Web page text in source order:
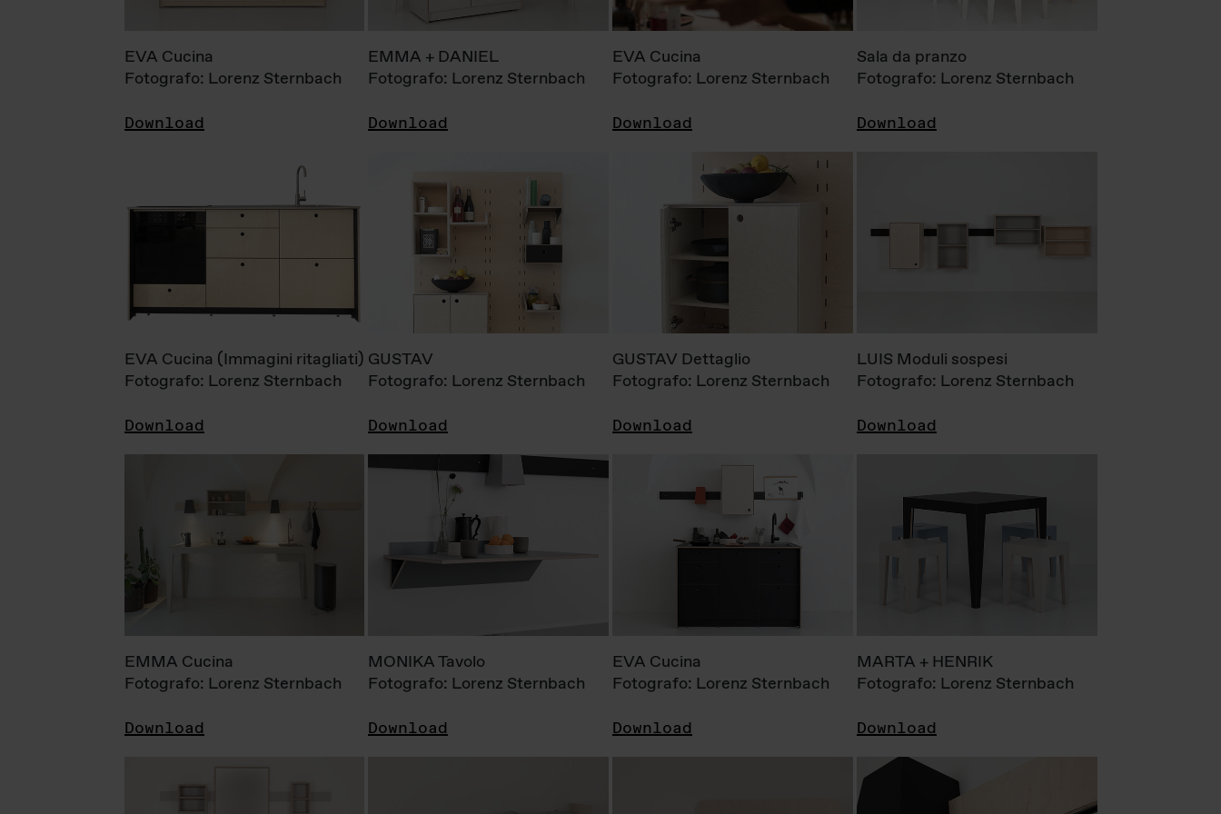
EVA Cucina
Fotografo: Lorenz Sternbach
Download
EMMA + DANIEL
Fotografo: Lorenz Sternbach
Download
EVA Cucina
Fotografo: Lorenz Sternbach
Download
Sala da pranzo
Fotografo: Lorenz Sternbach
Download
EVA Cucina (Immagini ritagliati)
Fotografo: Lorenz Sternbach
Download
GUSTAV
Fotografo: Lorenz Sternbach
Download
GUSTAV Dettaglio
Fotografo: Lorenz Sternbach
Download
LUIS Moduli sospesi
Fotografo: Lorenz Sternbach
Download
EMMA Cucina
Fotografo: Lorenz Sternbach
Download
MONIKA Tavolo
Fotografo: Lorenz Sternbach
Download
EVA Cucina
Fotografo: Lorenz Sternbach
Download
MARTA + HENRIK
Fotografo: Lorenz Sternbach
Download